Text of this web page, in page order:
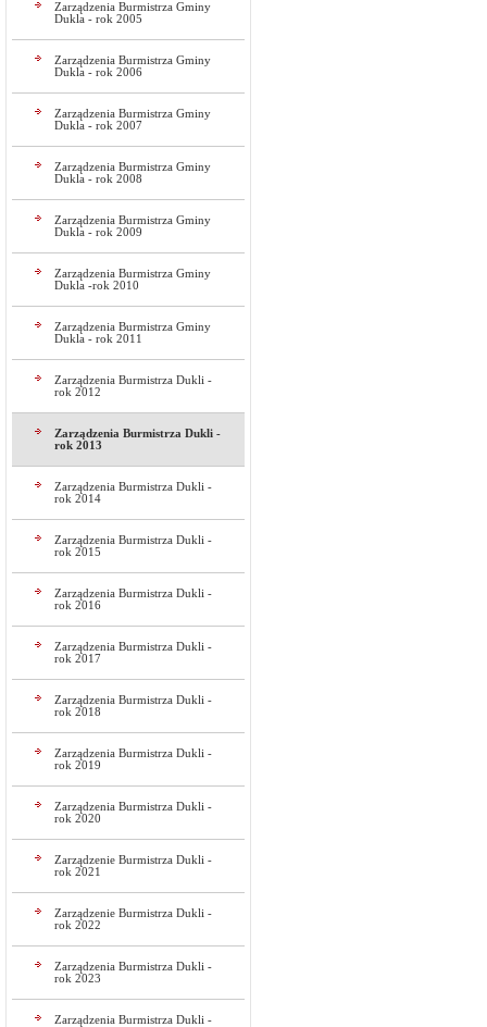
Zarządzenia Burmistrza Gminy
Dukla - rok 2005
Zarządzenia Burmistrza Gminy
Dukla - rok 2006
Zarządzenia Burmistrza Gminy
Dukla - rok 2007
Zarządzenia Burmistrza Gminy
Dukla - rok 2008
Zarządzenia Burmistrza Gminy
Dukla - rok 2009
Zarządzenia Burmistrza Gminy
Dukla -rok 2010
Zarządzenia Burmistrza Gminy
Dukla - rok 2011
Zarządzenia Burmistrza Dukli -
rok 2012
Zarządzenia Burmistrza Dukli -
rok 2013
Zarządzenia Burmistrza Dukli -
rok 2014
Zarządzenia Burmistrza Dukli -
rok 2015
Zarządzenia Burmistrza Dukli -
rok 2016
Zarządzenia Burmistrza Dukli -
rok 2017
Zarządzenia Burmistrza Dukli -
rok 2018
Zarządzenia Burmistrza Dukli -
rok 2019
Zarządzenia Burmistrza Dukli -
rok 2020
Zarządzenie Burmistrza Dukli -
rok 2021
Zarządzenie Burmistrza Dukli -
rok 2022
Zarządzenia Burmistrza Dukli -
rok 2023
Zarządzenia Burmistrza Dukli -